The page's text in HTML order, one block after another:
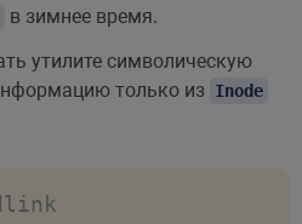
в зимнее время.
утилите символическую
только из Inode